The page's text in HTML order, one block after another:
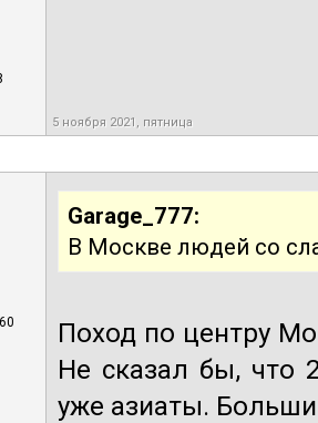
5 ноября 2021, пятница
Garage_777:
В Москве людей со
Поход по центру
Не сказал бы, что
уже азиаты.